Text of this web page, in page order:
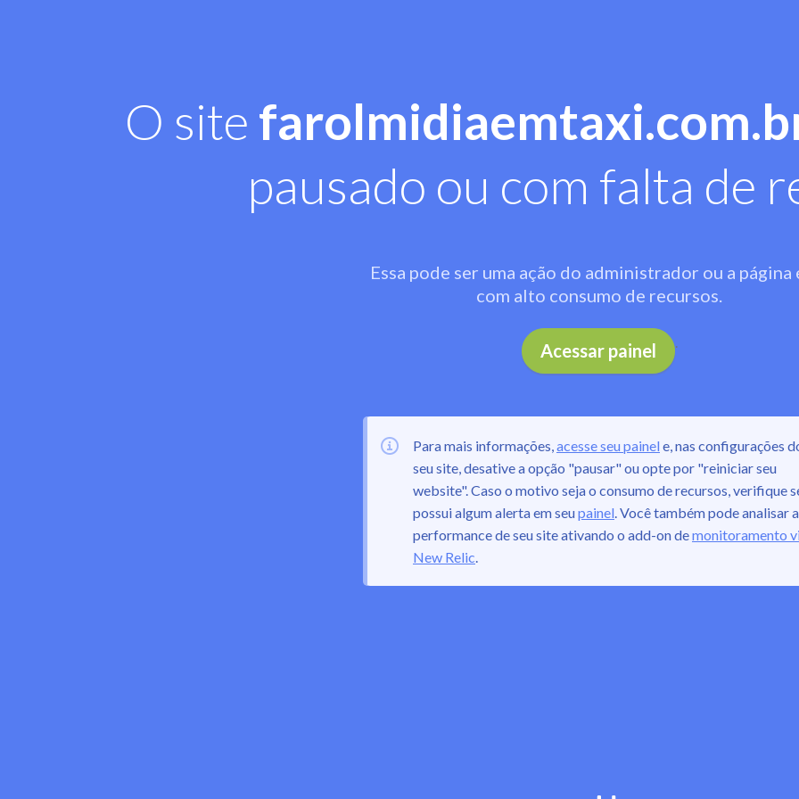
O site
pausado ou com falta de
Essa pode ser uma ação do administrador ou a página
com alto consumo de recursos.
Acessar painel .
Para mais informações,acesse seu painel e, nas configurações
seu site, desative a opção "pausar" ou opte por "reiniciar seu
website". Caso o motivo seja o consumo de recursos, verifique
possui algum alerta em seupainel. Você também pode analisar a
performance de seu site ativando o add-on demonitoramento
New Relic.